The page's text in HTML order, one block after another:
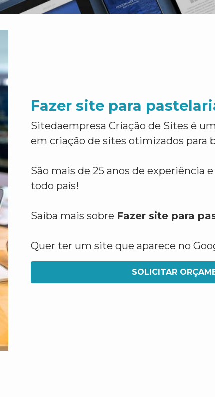
Fazer site para
Sitedaempresa Criação de Sites é
em criação de sites otimizados para
São mais de 25 anos de experiência
todo país!
Saiba mais sobre Fazer site para
Quer ter um site que aparece no
SOLICITAR